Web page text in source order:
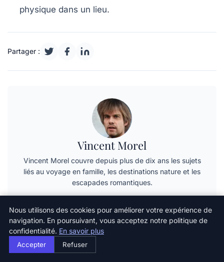
physique dans un lieu.
Partager :
Vincent Morel
Vincent Morel couvre depuis plus de dix ans les sujets
liés au voyage en famille, les destinations nature et les
escapades romantiques.
Voir tous les articles
Articles similaires
Nous utilisons des cookies pour améliorer votre expérience de
navigation. En poursuivant, vous acceptez notre politique de
confidentialité. En savoir plus
Accepter Refuser